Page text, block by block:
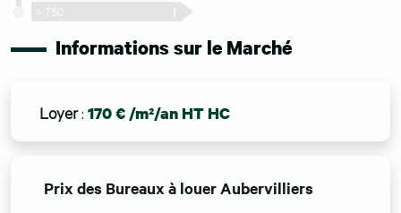
Informations sur le Marché
Loyer: 170 € /m²/an HT HC
Prix des Bureaux à louer Aubervilliers